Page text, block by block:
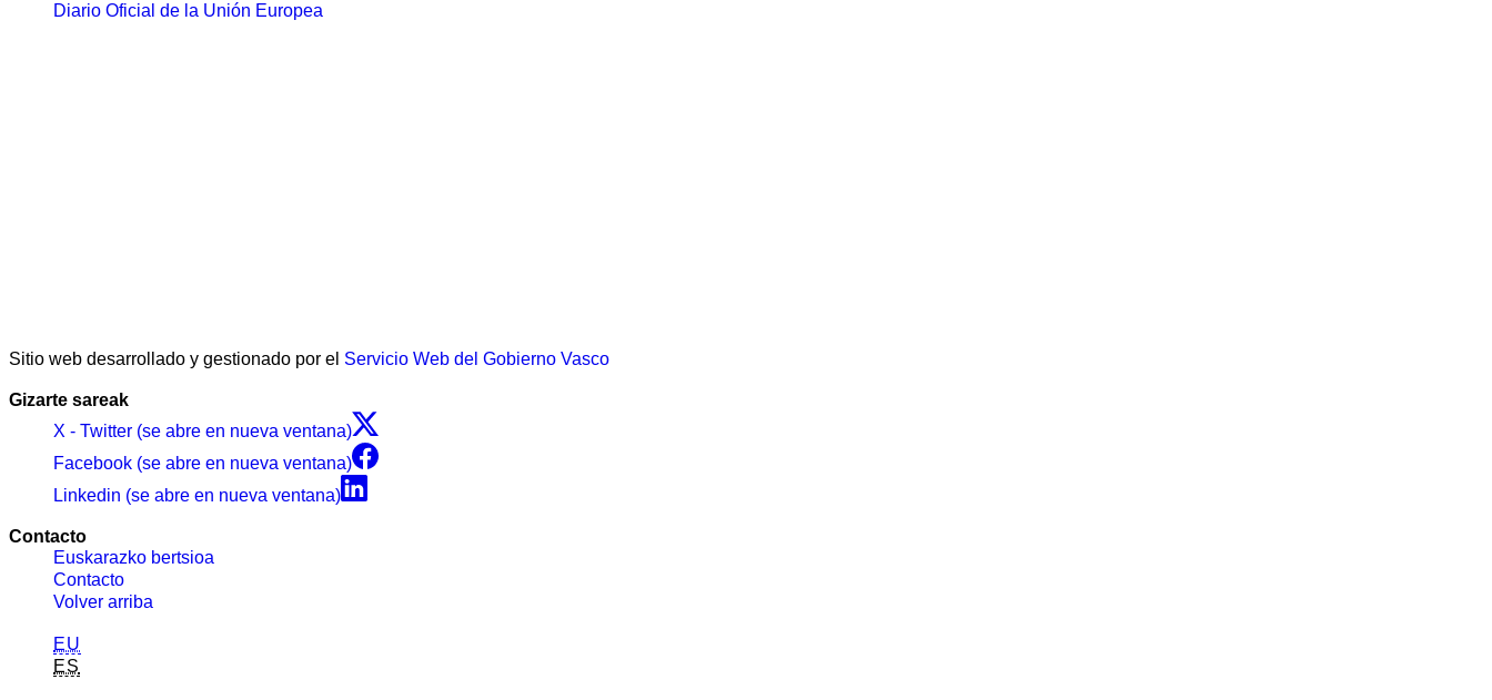
Diario Oficial de la Unión Europea
Sitio web desarrollado y gestionado por el Servicio Web del Gobierno Vasco
Gizarte sareak
X - Twitter (se abre en nueva ventana)
Facebook (se abre en nueva ventana)
Linkedin (se abre en nueva ventana)
Contacto
Euskarazko bertsioa
Contacto
Volver arriba
EU
ES